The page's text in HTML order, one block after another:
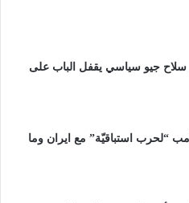
جيو سياسي يقفل الباب على
“لحرب استباقيّة” مع ايران وما